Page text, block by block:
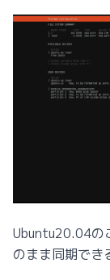
Ubuntu20.04の
のまま同期でき